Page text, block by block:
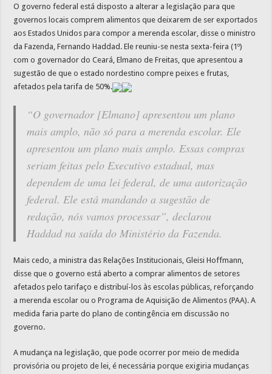
O governo federal está disposto a alterar a legislação para que
governos locais comprem alimentos que deixarem de ser exportados
aos Estados Unidos para compor a merenda escolar, disse o ministro
da Fazenda, Fernando Haddad. Ele reuniu-se nesta sexta-feira (1º)
com o governador do Ceará, Elmano de Freitas, que apresentou a
sugestão de que o estado nordestino compre peixes e frutas,
afetados pela tarifa de 50%.
“O governador [Elmano] apresentou um plano
mais amplo, não só para a merenda escolar. Ele
apresentou um plano mais amplo. Essas compras
seriam feitas pelo Executivo estadual, mas
dependem de uma lei federal, de uma autorização
federal. Ele está mandando a sugestão de
redação, nós vamos processar”, declarou
Haddad na saída do Ministério da Fazenda.
Mais cedo, a ministra das Relações Institucionais, Gleisi Hoffmann,
disse que o governo está aberto a comprar alimentos de setores
afetados pelo tarifaço e distribuí-los às escolas públicas, reforçando
a merenda escolar ou o Programa de Aquisição de Alimentos (PAA). A
medida faria parte do plano de contingência em discussão no
governo.
A mudança na legislação, que pode ocorrer por meio de medida
provisória ou projeto de lei, é necessária porque exigiria mudanças